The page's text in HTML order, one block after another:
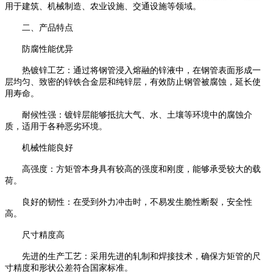
用于建筑、机械制造、农业设施、交通设施等领域。
二、产品特点
防腐性能优异
热镀锌工艺：通过将钢管浸入熔融的锌液中，在钢管表面形成一
层均匀、致密的锌铁合金层和纯锌层，有效防止钢管被腐蚀，延长使
用寿命。
耐候性强：镀锌层能够抵抗大气、水、土壤等环境中的腐蚀介
质，适用于各种恶劣环境。
机械性能良好
高强度：方矩管本身具有较高的强度和刚度，能够承受较大的载
荷。
良好的韧性：在受到外力冲击时，不易发生脆性断裂，安全性
高。
尺寸精度高
先进的生产工艺：采用先进的轧制和焊接技术，确保方矩管的尺
寸精度和形状公差符合国家标准。